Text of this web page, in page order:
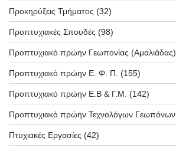
Προκηρύξεις Τμήματος (32)
Προπτυχιακές Σπουδές (98)
Προπτυχιακό πρώην Γεωπονίας (Αμαλιάδας)
Προπτυχιακό πρώην Ε. Φ. Π. (155)
Προπτυχιακό πρώην Ε.Β & Γ.Μ. (142)
Προπτυχιακό πρώην Τεχνολόγων Γεωπόνων
Πτυχιακές Εργασίες (42)